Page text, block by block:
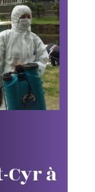
Cyr à